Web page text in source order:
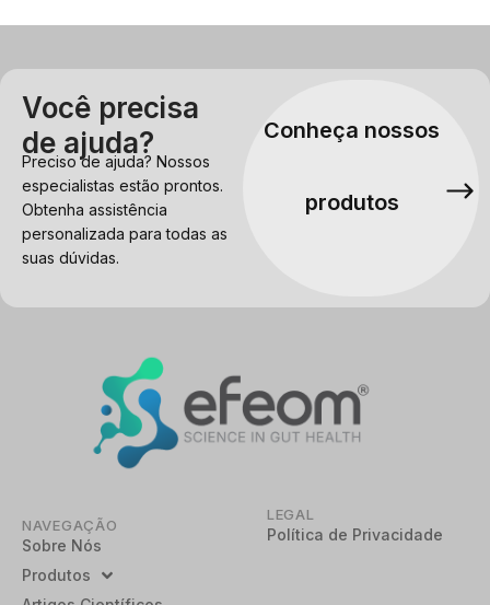
Você precisa
de ajuda?
Preciso de ajuda? Nossos
especialistas estão prontos.
Obtenha assistência
personalizada para todas as
suas dúvidas.
Conheça nossos
produtos
NAVEGAÇÃO
Sobre Nós
Produtos
LEGAL
Política de Privacidade